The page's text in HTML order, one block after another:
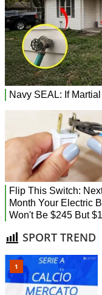
SPORT TREND